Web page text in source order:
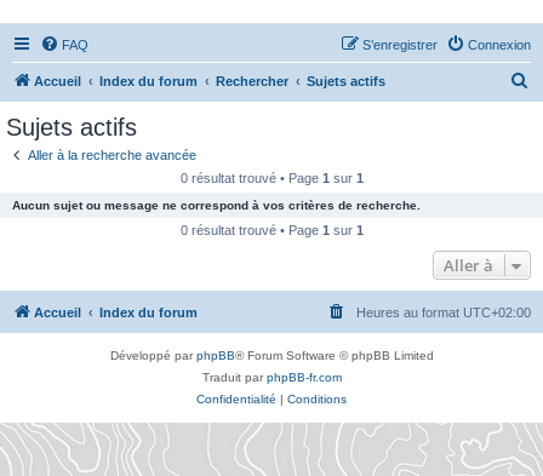
FAQ Connexion
S’enregistrer
Accueil Index du forum Rechercher Sujets actifs
c
e
Sujets actifs
Aller à la recherche avancée
0 résultat trouvé • Page 1 sur 1
Aucun sujet ou message ne correspond à vos critères de recherche.
0 résultat trouvé • Page 1 sur 1
Aller à
Accueil Index du forum Heures au format UTC+02:00
Développé parphpBB® Forum Software © phpBB Limited
Traduit parphpBB-fr.com
Confidentialité | Conditions